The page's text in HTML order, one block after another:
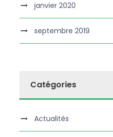
janvier 2020
septembre 2019
Catégories
Actualités